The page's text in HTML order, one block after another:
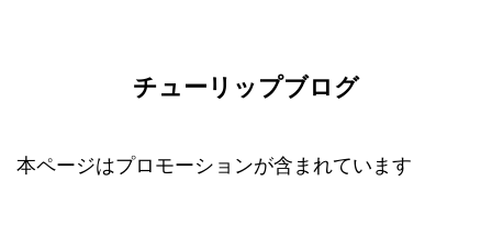
チューリップブログ
本ページはプロモーションが含まれています